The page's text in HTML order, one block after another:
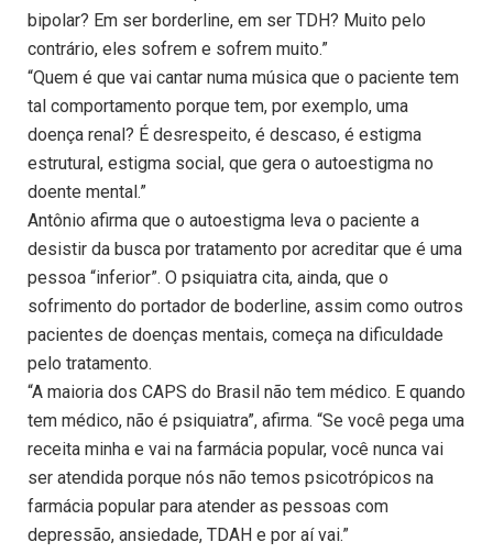
bipolar? Em ser borderline, em ser TDH? Muito pelo
contrário, eles sofrem e sofrem muito.”
“Quem é que vai cantar numa música que o paciente tem
tal comportamento porque tem, por exemplo, uma
doença renal? É desrespeito, é descaso, é estigma
estrutural, estigma social, que gera o autoestigma no
doente mental.”
Antônio afirma que o autoestigma leva o paciente a
desistir da busca por tratamento por acreditar que é uma
pessoa “inferior”. O psiquiatra cita, ainda, que o
sofrimento do portador de boderline, assim como outros
pacientes de doenças mentais, começa na dificuldade
pelo tratamento.
“A maioria dos CAPS do Brasil não tem médico. E quando
tem médico, não é psiquiatra”, afirma. “Se você pega uma
receita minha e vai na farmácia popular, você nunca vai
ser atendida porque nós não temos psicotrópicos na
farmácia popular para atender as pessoas com
depressão, ansiedade, TDAH e por aí vai.”